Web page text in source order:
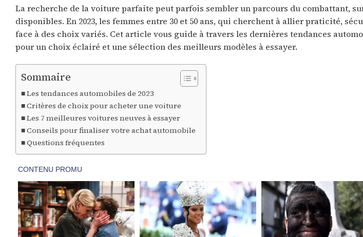
La recherche de la voiture parfaite peut parfois sembler un parcours du combattant,
disponibles. En 2023, les femmes entre 30 et 50 ans, qui cherchent à allier praticité,
face à des choix variés. Cet article vous guide à travers les dernières tendances
pour un choix éclairé et une sélection des meilleurs modèles à essayer.
Sommaire
Les tendances automobiles de 2023
Critères de choix pour acheter une voiture
Les 7 meilleures voitures neuves à essayer
Conseils pour finaliser votre achat automobile
Questions fréquentes